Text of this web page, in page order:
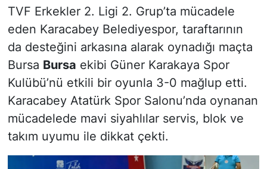
TVF Erkekler 2. Ligi 2. Grup’ta mücadele
eden Karacabey Belediyespor, taraftarının
da desteğini arkasına alarak oynadığı maçta
Bursa Bursa ekibi Güner Karakaya Spor
Kulübü’nü etkili bir oyunla 3-0 mağlup etti.
Karacabey Atatürk Spor Salonu’nda oynanan
mücadelede mavi siyahlılar servis, blok ve
takım uyumu ile dikkat çekti.